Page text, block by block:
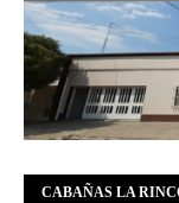
CABAÑAS LA